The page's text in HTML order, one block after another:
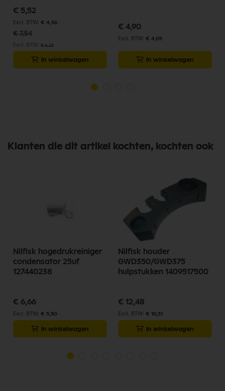
Speciale
prijs
€ 5,52
€ 4,56
€ 7,54
€ 6,23
In winkelwagen
€ 4,90
€ 4,05
In winkelwagen
Klanten die dit artikel kochten, kochten ook
Nilfisk hogedrukreiniger
condensator 25uf
127440238
€ 6,66
€ 5,50
In winkelwagen
Nilfisk houder
GWD350/GWD375
hulpstukken 1409517500
€ 12,48
€ 10,31
In winkelwagen